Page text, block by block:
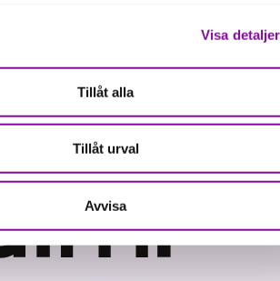
Visa detaljer
Tillåt alla
Tillåt urval
Avvisa